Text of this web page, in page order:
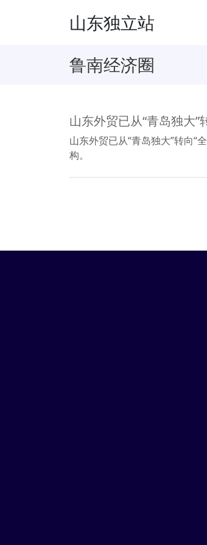
山东独立站
鲁南经济圈
山东外贸已从“青岛独大”
山东外贸已从“青岛独大”转向“
构。